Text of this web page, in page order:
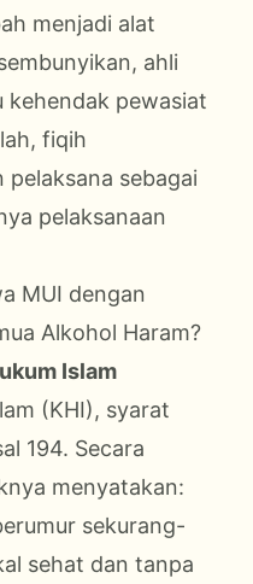
menjadi alat
ahli
kehendak pewasiat
fiqih
sebagai
pelaksanaan
MUI dengan
Alkohol Haram?
Islam
(KHI), syarat
194. Secara
menyatakan:
sekurang-
sehat dan tanpa